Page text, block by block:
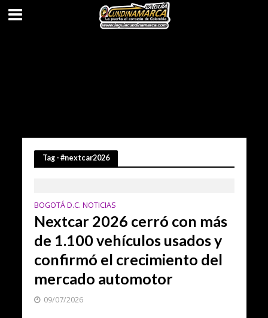
Tag - #nextcar2026
BOGOTÁ D.C. NOTICIAS
Nextcar 2026 cerró con más
de 1.100 vehículos usados y
confirmó el crecimiento del
mercado automotor
09/07/2026